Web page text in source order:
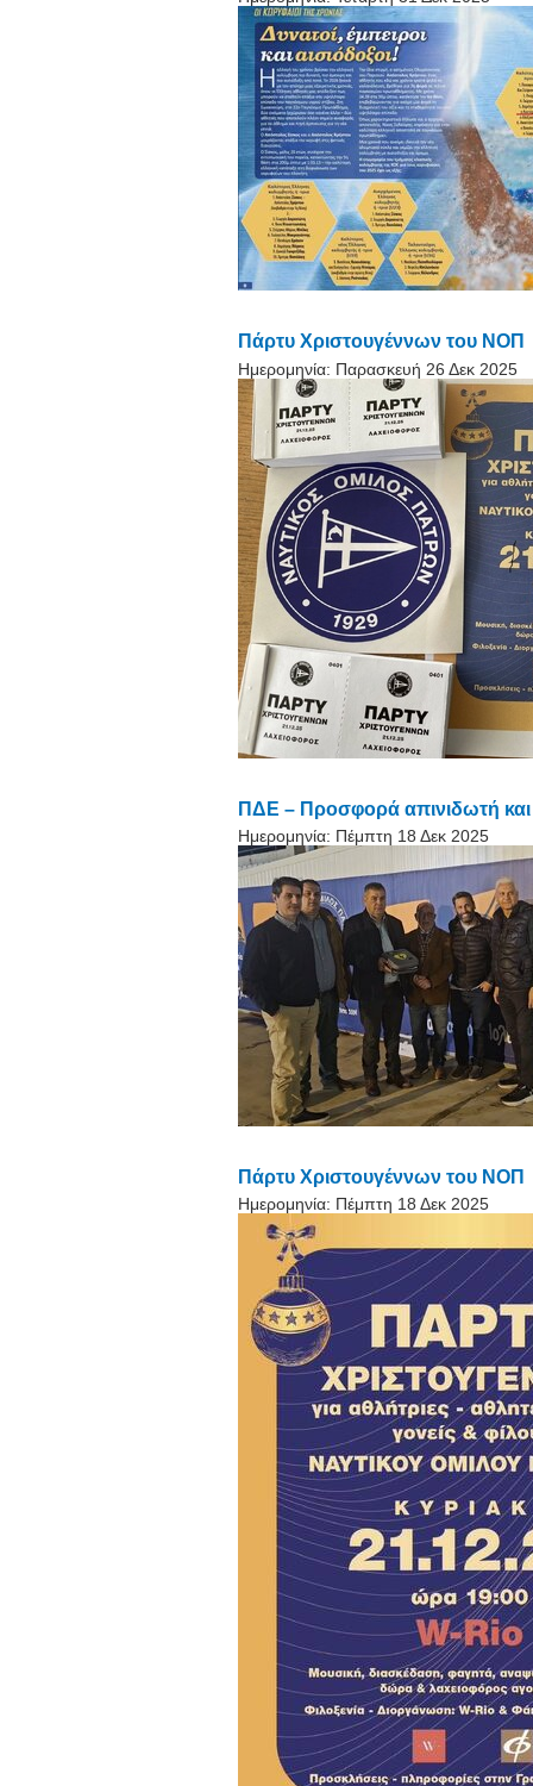
Πάρτυ Χριστουγέννων του ΝΟΠ
Ημερομηνία: Παρασκευή 26 Δεκ 2025
ΠΔΕ – Προσφορά απινιδωτή
Ημερομηνία: Πέμπτη 18 Δεκ 2025
Πάρτυ Χριστουγέννων του ΝΟΠ
Ημερομηνία: Πέμπτη 18 Δεκ 2025